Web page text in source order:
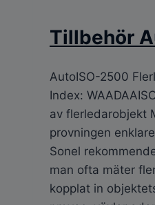
Tillbehör
AutoISO-2500
Index:
av flerledarobjekt
provningen
Sonel
man ofta mäter
kopplat in